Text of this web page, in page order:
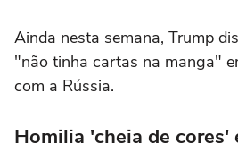
Ainda nesta semana, Trump
"não tinha cartas na manga"
com a Rússia.
Homilia 'cheia de cores'